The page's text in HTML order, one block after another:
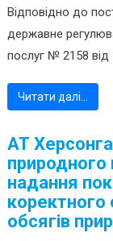
Відповідно до
державне
послуг № 2158 від
Читати далі…
АТ
природного
надання
коректного
обсягів